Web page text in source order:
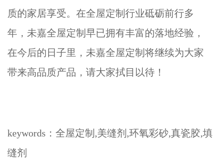
质的家居享受。在全屋定制行业砥砺前行多
年，未嘉全屋定制早已拥有丰富的落地经验，
在今后的日子里，未嘉全屋定制将继续为大家
带来高品质产品，请大家拭目以待！
keywords：全屋定制,美缝剂,环氧彩砂,真瓷胶,填
缝剂